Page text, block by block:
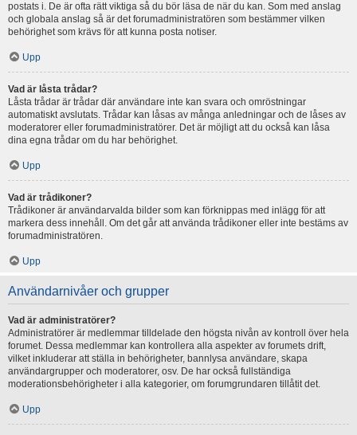
postats i. De är ofta rätt viktiga så du bör läsa de när du kan. Som med anslag
och globala anslag så är det forumadministratören som bestämmer vilken
behörighet som krävs för att kunna posta notiser.
Upp
Vad är låsta trådar?
Låsta trådar är trådar där användare inte kan svara och omröstningar
automatiskt avslutats. Trådar kan låsas av många anledningar och de låses av
moderatorer eller forumadministratörer. Det är möjligt att du också kan låsa
dina egna trådar om du har behörighet.
Upp
Vad är trådikoner?
Trådikoner är användarvalda bilder som kan förknippas med inlägg för att
markera dess innehåll. Om det går att använda trådikoner eller inte bestäms av
forumadministratören.
Upp
Användarnivåer och grupper
Vad är administratörer?
Administratörer är medlemmar tilldelade den högsta nivån av kontroll över hela
forumet. Dessa medlemmar kan kontrollera alla aspekter av forumets drift,
vilket inkluderar att ställa in behörigheter, bannlysa användare, skapa
användargrupper och moderatorer, osv. De har också fullständiga
moderationsbehörigheter i alla kategorier, om forumgrundaren tillåtit det.
Upp